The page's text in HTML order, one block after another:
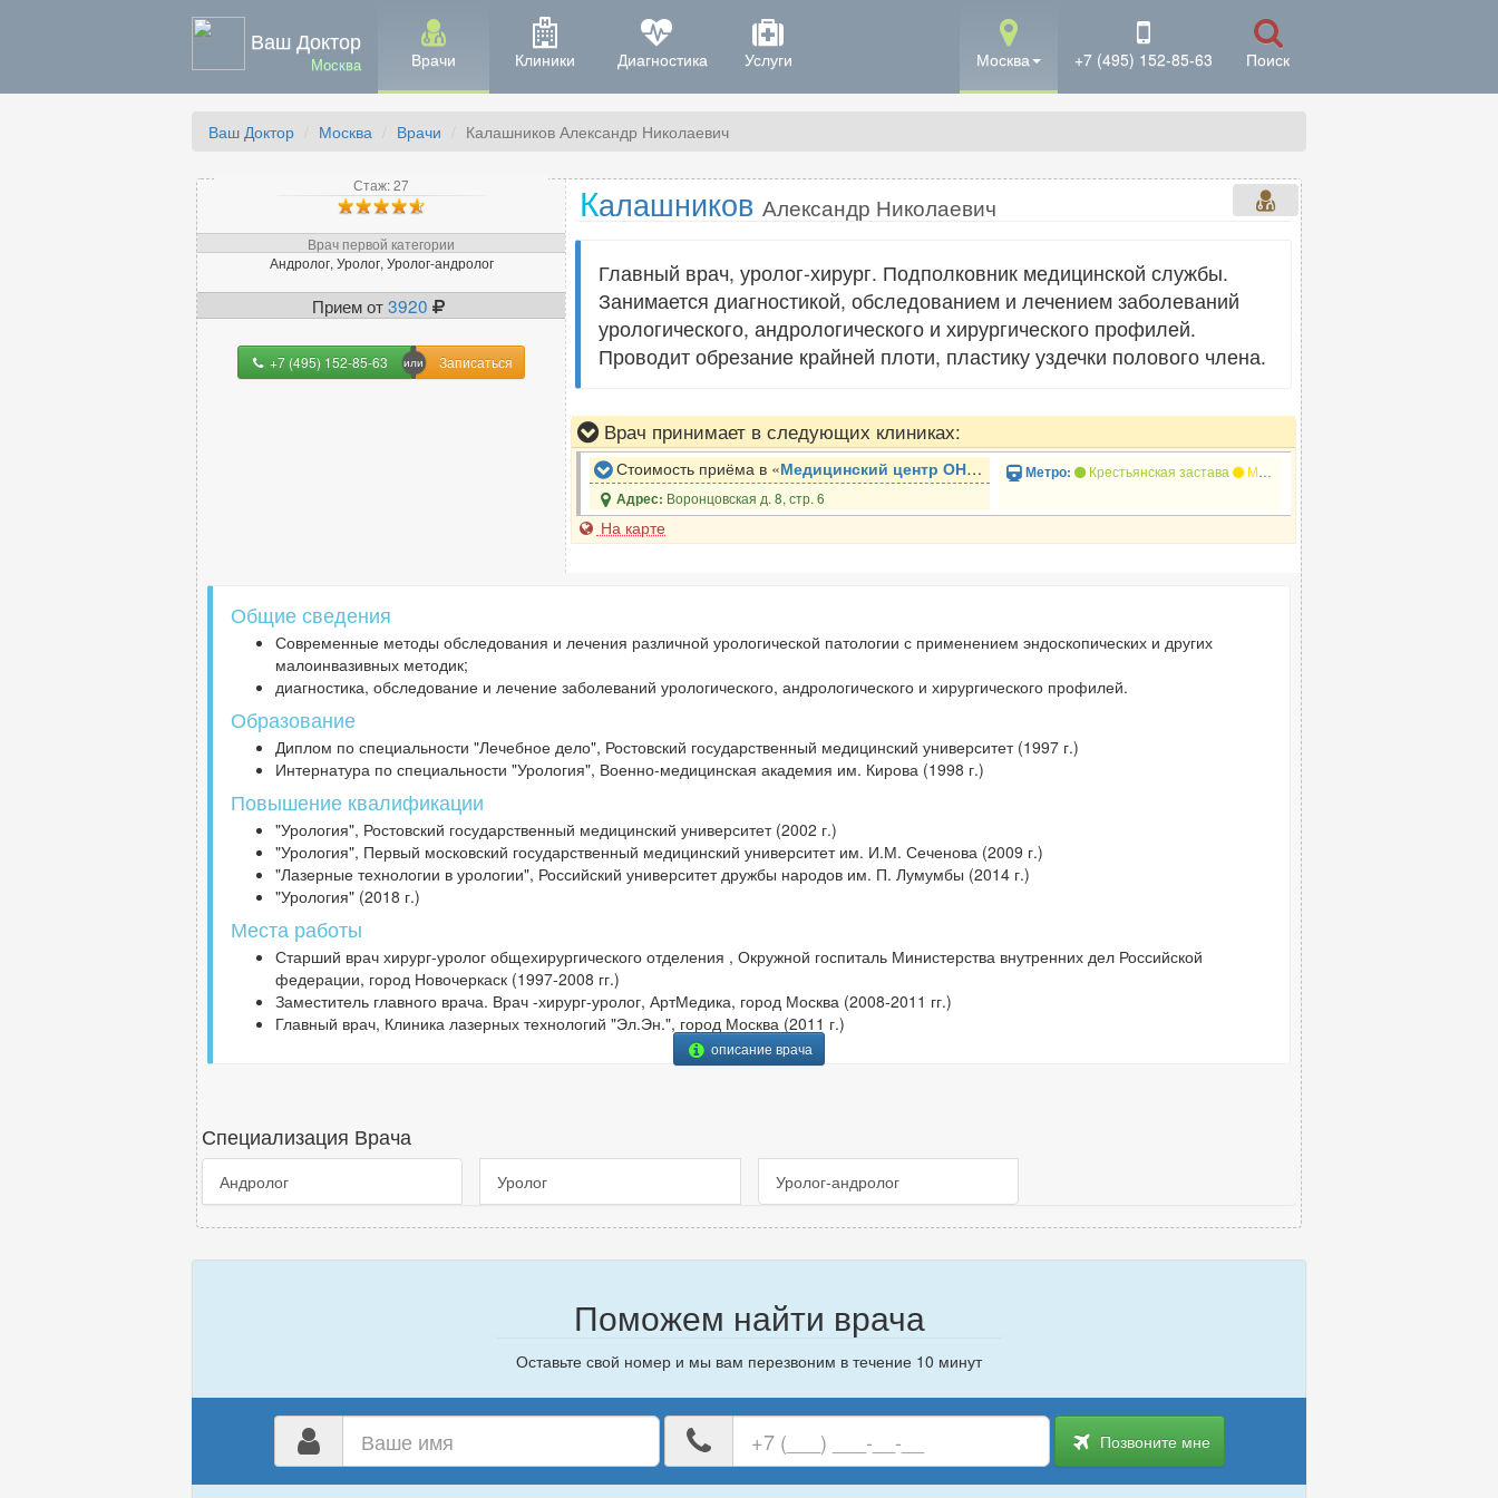
Ваш Доктор
Москва Врачи Клиники Диагностика Услуги Москва +7 (495) 152-85-63 Поиск
Ваш Доктор Москва Врачи Калашников Александр Николаевич
Стаж: 27
Врач первой категории
Андролог, Уролог, Уролог-андролог
Прием от3920
+7 (495) 152-85-63 Записаться
Калашников Александр Николаевич
Главный врач, уролог-хирург. Подполковник медицинской службы.
Занимается диагностикой, обследованием и лечением заболеваний
урологического, андрологического и хирургического профилей.
Проводит обрезание крайней плоти, пластику уздечки полового члена.
Врач принимает в следующих клиниках:
Стоимость приёма в «Медицинский центр ОН КЛИНИК »
Адрес: Воронцовская д. 8, стр. 6
Метро: Крестьянская застава Марксистская
На карте
Общие сведения
Современные методы обследования и лечения различной урологической патологии с применением эндоскопических и других
малоинвазивных методик;
диагностика, обследование и лечение заболеваний урологического, андрологического и хирургического профилей.
Образование
Диплом по специальности "Лечебное дело", Ростовский государственный медицинский университет (1997 г.)
Интернатура по специальности "Урология", Военно-медицинская академия им. Кирова (1998 г.)
Повышение квалификации
"Урология", Ростовский государственный медицинский университет (2002 г.)
"Урология", Первый московский государственный медицинский университет им. И.М. Сеченова (2009 г.)
"Лазерные технологии в урологии", Российский университет дружбы народов им. П. Лумумбы (2014 г.)
"Урология" (2018 г.)
Места работы
Старший врач хирург-уролог общехирургического отделения , Окружной госпиталь Министерства внутренних дел Российской
федерации, город Новочеркаск (1997-2008 гг.)
Заместитель главного врача. Врач -хирург-уролог, АртМедика, город Москва (2008-2011 гг.)
Главный врач, Клиника лазерных технологий "Эл.Эн.", город Москва (2011 г.)
описание врача
Специализация Врача
Андролог Уролог Уролог-андролог
Поможем найти врача
Оставьте свой номер и мы вам перезвоним в течение 10 минут
номер
телефона
Позвоните мне